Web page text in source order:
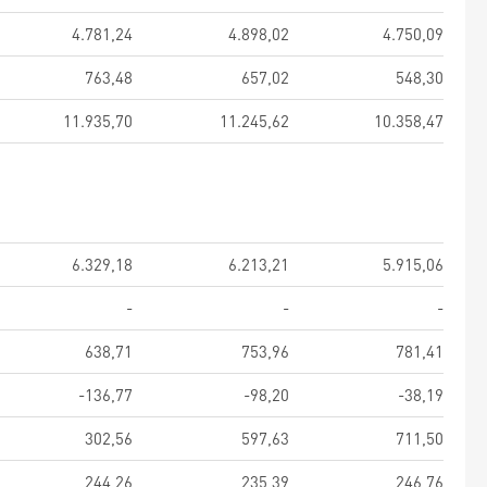
4.781,24
4.898,02
4.750,09
763,48
657,02
548,30
11.935,70
11.245,62 10.358,47
6.329,18 6.213,21
5.915,06
-
-
-
638,71
753,96
781,41
-136,77
-98,20
-38,19
302,56
597,63
711,50
244,26
235,39 246,76